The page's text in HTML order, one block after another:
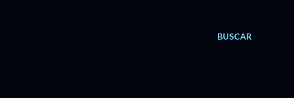
BUSCAR